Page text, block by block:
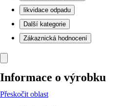
likvidace odpadu
Další kategorie
Zákaznická hodnocení
Informace o výrobku
Přeskočit oblast